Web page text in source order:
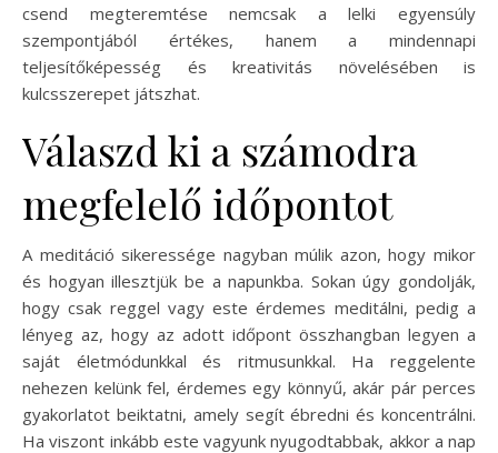
csend megteremtése nemcsak a lelki egyensúly
szempontjából értékes, hanem a mindennapi
teljesítőképesség és kreativitás növelésében is
kulcsszerepet játszhat.
Válaszd ki a számodra
megfelelő időpontot
A meditáció sikeressége nagyban múlik azon, hogy mikor
és hogyan illesztjük be a napunkba. Sokan úgy gondolják,
hogy csak reggel vagy este érdemes meditálni, pedig a
lényeg az, hogy az adott időpont összhangban legyen a
saját életmódunkkal és ritmusunkkal. Ha reggelente
nehezen kelünk fel, érdemes egy könnyű, akár pár perces
gyakorlatot beiktatni, amely segít ébredni és koncentrálni.
Ha viszont inkább este vagyunk nyugodtabbak, akkor a nap